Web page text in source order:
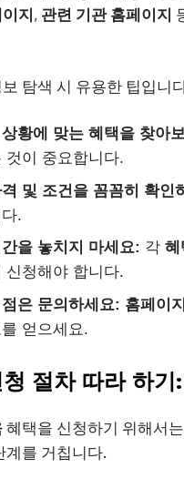
지, 관련 기관 홈페이지
탐색 시 유용한 팁입니
황에 맞는 혜택을 찾아
것이 중요합니다.
및 조건을 꼼꼼히 확인
.
을 놓치지 마세요: 각 혜
신청해야 합니다.
은 문의하세요: 홈페이지
얻으세요.
절차 따라 하
혜택을 신청하기 위해서
계를 거칩니다.